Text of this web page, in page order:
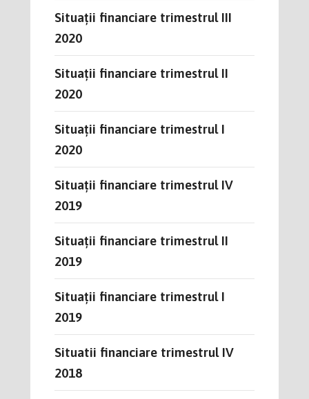
Situații financiare trimestrul III
2020
Situații financiare trimestrul II
2020
Situații financiare trimestrul I
2020
Situații financiare trimestrul IV
2019
Situații financiare trimestrul II
2019
Situații financiare trimestrul I
2019
Situatii financiare trimestrul IV
2018